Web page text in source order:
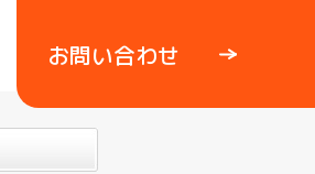
お問い合わせ